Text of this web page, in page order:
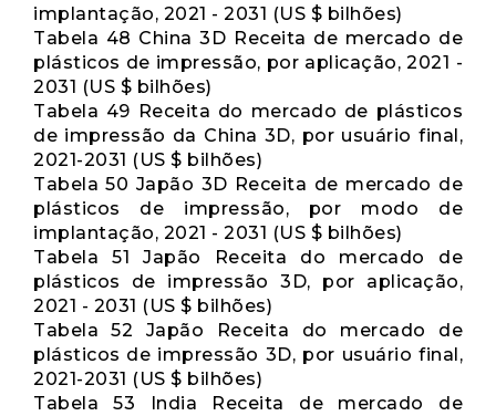
implantação, 2021 - 2031 (US $ bilhões)
Tabela 48 China 3D Receita de mercado de
plásticos de impressão, por aplicação, 2021 -
2031 (US $ bilhões)
Tabela 49 Receita do mercado de plásticos
de impressão da China 3D, por usuário final,
2021-2031 (US $ bilhões)
Tabela 50 Japão 3D Receita de mercado de
plásticos de impressão, por modo de
implantação, 2021 - 2031 (US $ bilhões)
Tabela 51 Japão Receita do mercado de
plásticos de impressão 3D, por aplicação,
2021 - 2031 (US $ bilhões)
Tabela 52 Japão Receita do mercado de
plásticos de impressão 3D, por usuário final,
2021-2031 (US $ bilhões)
Tabela 53 India Receita de mercado de